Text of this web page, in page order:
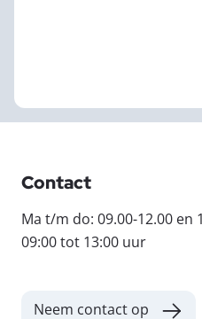
Contact
Ma t/m do: 09.00-12.00 en
09:00 tot 13:00 uur
Neem contact op